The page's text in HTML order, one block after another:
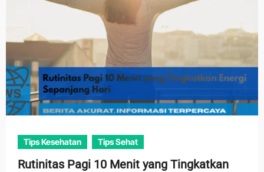
Tips Kesehatan Tips Sehat
Rutinitas Pagi 10 Menit yang Tingkatkan